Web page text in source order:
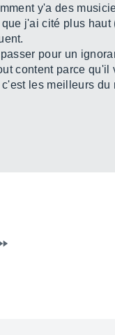
y'a des
j'ai cité plus
pour un
content parce
les meilleurs